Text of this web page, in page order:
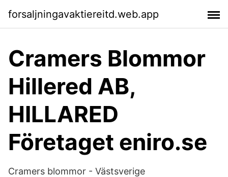
forsaljningavaktiereitd.web.app
Cramers Blommor
Hillered AB,
HILLARED
Företaget eniro.se
Cramers blommor - Västsverige